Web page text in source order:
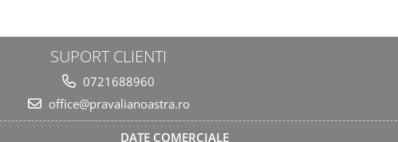
SUPORT CLIENTI
0721688960
office@pravalianoastra.ro
DATE COMERCIALE